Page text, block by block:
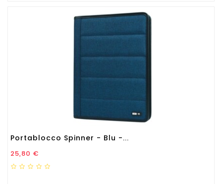
Portablocco Spinner - Blu -...
Prezzo
25,80 €